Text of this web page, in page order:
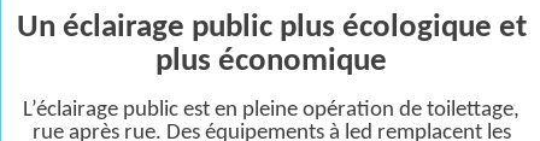
Un éclairage public plus écologique et
plus économique
L’éclairage public est en pleine opération de toilettage,
rue après rue. Des équipements à led remplacent les